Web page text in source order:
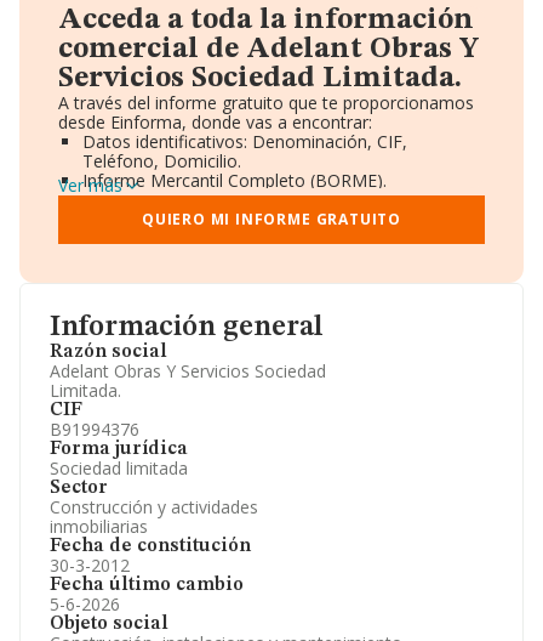
Información general
Razón social
Adelant Obras Y Servicios Sociedad
Limitada.
CIF
B91994376
Forma jurídica
Sociedad limitada
Sector
Construcción y actividades
inmobiliarias
Fecha de constitución
30-3-2012
Fecha último cambio
5-6-2026
Objeto social
Acceda a toda la información
comercial de Adelant Obras Y
Servicios Sociedad Limitada.
A través del informe gratuito que te proporcionamos
desde Einforma, donde vas a encontrar:
Datos identificativos: Denominación, CIF,
Teléfono, Domicilio.
Informe Mercantil Completo (BORME).
Gráficos de Evolución Ventas y Empleados.
Consejo de Administración y Administradores.
Directivos y Ejecutivos.
Información oficial y registral complementaria.
Ver más
QUIERO MI INFORME GRATUITO